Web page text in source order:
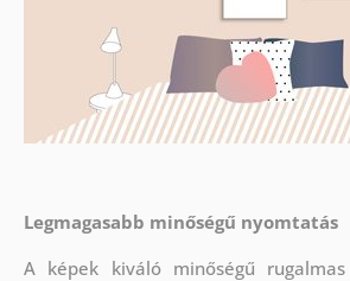
Legmagasabb minőségű nyomtatás
A képek kiváló minőségű